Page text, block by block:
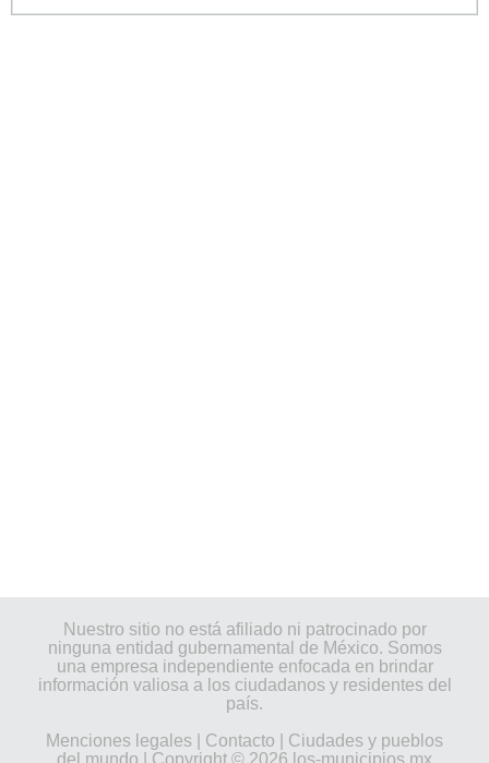
Nuestro sitio no está afiliado ni patrocinado por
ninguna entidad gubernamental de México. Somos
una empresa independiente enfocada en brindar
información valiosa a los ciudadanos y residentes del
país.
Menciones legales
Contacto
Ciudades y pueblos
del mundo | Copyright © 2026 los-municipios.mx